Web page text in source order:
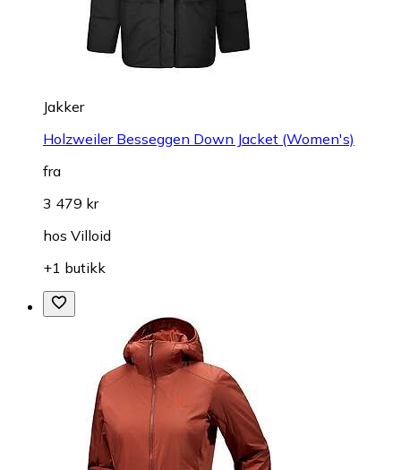
Jakker
Holzweiler Besseggen Down Jacket (Women's)
fra
3 479 kr
hos Villoid
+1 butikk